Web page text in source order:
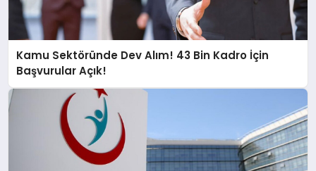
Kamu Sektöründe Dev Alım! 43 Bin Kadro İçin
Başvurular Açık!